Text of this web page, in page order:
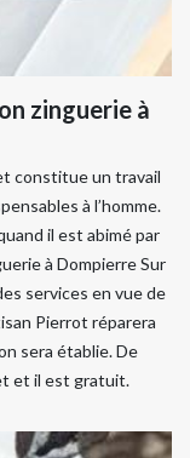
zinguerie à
constitue un travail
à l’homme.
il est abimé par
à Dompierre Sur
services en vue de
Pierrot réparera
sera établie. De
et il est gratuit.